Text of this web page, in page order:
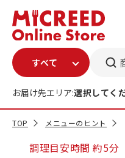
お届け先エリア:選択してく
TOP メニューのヒント
調理目安時間約5分